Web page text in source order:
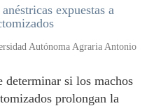
expuestas a
Autónoma Agraria Antonio
si los machos
prolongan la